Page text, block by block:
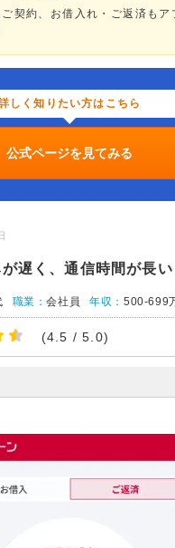
契約、お借入れ・ご返済もア
しく知りたい方はこちら
公式ページを見てみる
遅く、通信時間が長い
職業：会社員 年収：500-699
(4.5 / 5.0)